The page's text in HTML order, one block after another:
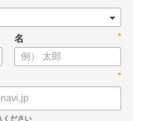
*
名
*